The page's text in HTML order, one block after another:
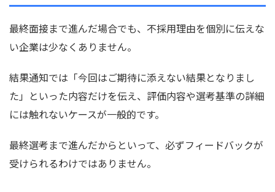
最終面接まで進んだ場合でも、不採用理由を個別に伝えな
い企業は少なくありません。
結果通知では「今回はご期待に添えない結果となりまし
た」といった内容だけを伝え、評価内容や選考基準の詳細
には触れないケースが一般的です。
最終選考まで進んだからといって、必ずフィードバックが
受けられるわけではありません。